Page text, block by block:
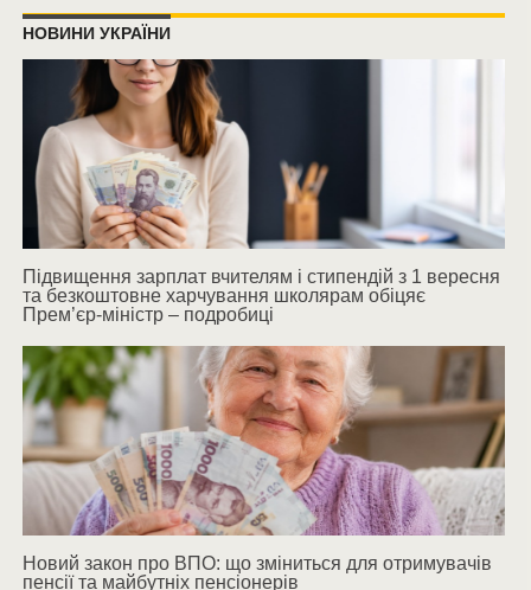
НОВИНИ УКРАЇНИ
Підвищення зарплат вчителям і стипендій з 1 вересня
та безкоштовне харчування школярам обіцяє
Прем’єр-міністр – подробиці
Новий закон про ВПО: що зміниться для отримувачів
пенсії та майбутніх пенсіонерів